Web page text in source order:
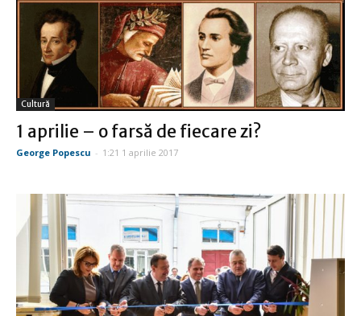
Cultură
1 aprilie – o farsă de fiecare zi?
George Popescu - 1:21 1 aprilie 2017